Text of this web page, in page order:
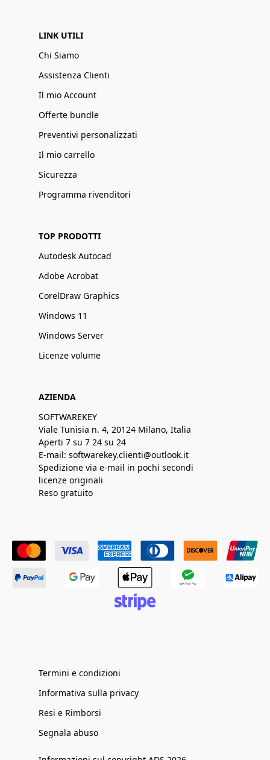
LINK UTILI
Chi Siamo
Assistenza Clienti
Il mio Account
Offerte bundle
Preventivi personalizzati
Il mio carrello
Sicurezza
Programma rivenditori
TOP PRODOTTI
Autodesk Autocad
Adobe Acrobat
CorelDraw Graphics
Windows 11
Windows Server
Licenze volume
AZIENDA
SOFTWAREKEY
Viale Tunisia n. 4, 20124 Milano, Italia
Aperti 7 su 7 24 su 24
E-mail: softwarekey.clienti@outlook.it
Spedizione via e-mail in pochi secondi
licenze originali
Reso gratuito
Termini e condizioni
Informativa sulla privacy
Resi e Rimborsi
Segnala abuso